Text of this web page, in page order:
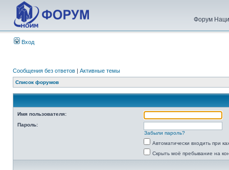
Форум
Вход
Сообщения без ответов | Активные темы
Список форумов
Имя пользователя:
Пароль:
Забыли пароль?
Автоматически входить при
Скрыть моё пребывание на